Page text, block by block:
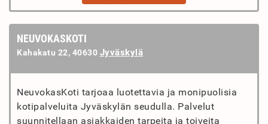
NEUVOKASKOTI
Kahakatu 22, 40630 Jyväskylä
NeuvokasKoti tarjoaa luotettavia ja monipuolisia
kotipalveluita Jyväskylän seudulla. Palvelut
suunnitellaan asiakkaiden tarpeita ja toiveita